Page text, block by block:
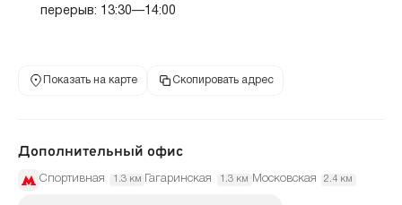
перерыв: 13:30—14:00
Показать на карте Скопировать адрес
Дополнительный офис
Спортивная 1.3 км Гагаринская 1.3 км Московская 2.4 км